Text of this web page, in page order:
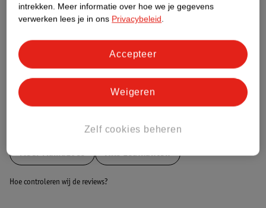
Dit product heeft (nog) geen Nature
Impact Score.
Bestel & Bezorginformatie
MeerMamaLoes Alle Ledikanten
Hoe controleren wij de reviews?
intrekken. Meer informatie over hoe we je gegevens
verwerken lees je in ons Privacybeleid.
Zelf cookies beheren
Weigeren
Accepteer